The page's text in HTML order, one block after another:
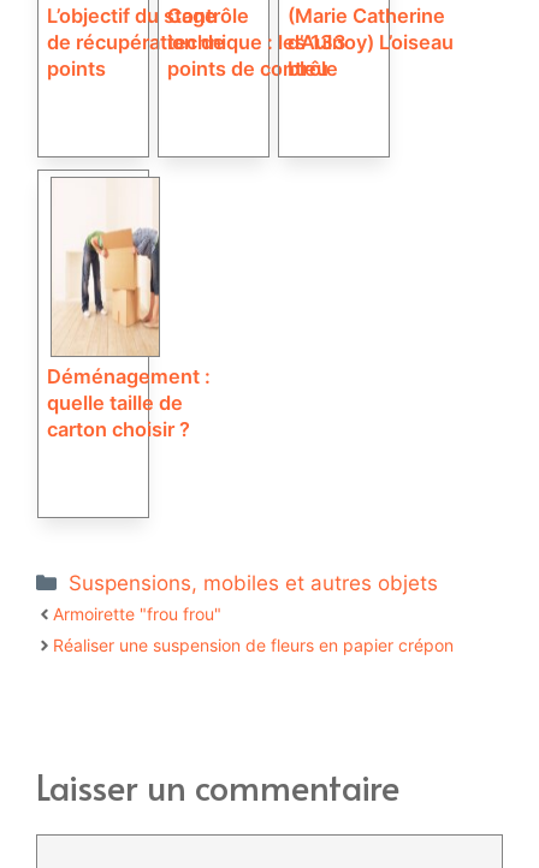
L’objectif du stage
de récupération de
points
Contrôle
technique : les 133
points de contrôle
(Marie Catherine
d’Aulnoy) L’oiseau
bleu
Déménagement :
quelle taille de
carton choisir ?
Catégories
Suspensions, mobiles et autres objets
Armoirette "frou frou"
Réaliser une suspension de fleurs en papier crépon
Laisser un commentaire